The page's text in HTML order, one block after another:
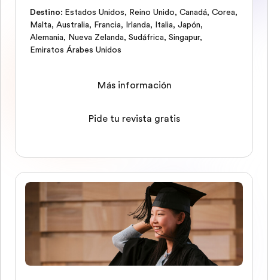
Destino: Estados Unidos, Reino Unido, Canadá, Corea,
Malta, Australia, Francia, Irlanda, Italia, Japón,
Alemania, Nueva Zelanda, Sudáfrica, Singapur,
Emiratos Árabes Unidos
Más información
Pide tu revista gratis